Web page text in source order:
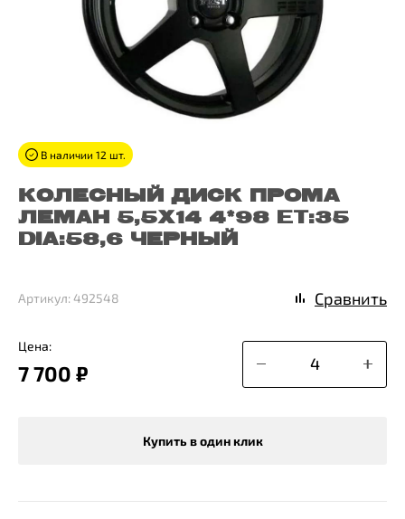
КОЛЕСНЫЙ ДИСК ПРОМА
ЛЕМАН 5,5X14 4*98 ET:35
DIA:58,6 ЧЕРНЫЙ
В наличии 12 шт.
Цена:
7 700 ₽
Купить в один клик
Артикул: 492548 Сравнить